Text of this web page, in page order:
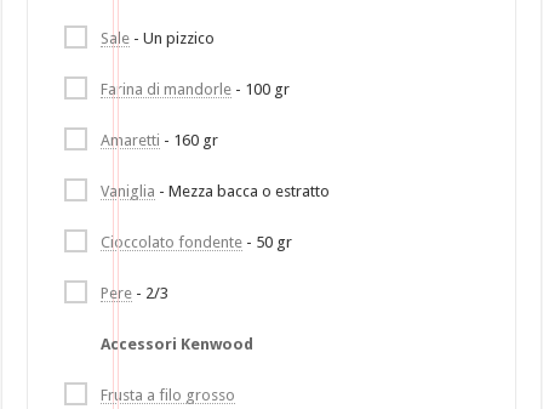
Sale - Un pizzico
Farina di mandorle - 100 gr
Amaretti - 160 gr
Vaniglia - Mezza bacca o estratto
Cioccolato fondente - 50 gr
Pere - 2/3
Accessori Kenwood
Frusta a filo grosso